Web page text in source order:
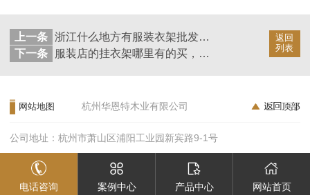
返回
列表
上一条
浙江什么地方有服装衣架批发，你都知道吗【华恩衣架】
下一条
服装店的挂衣架哪里有的买，点这里了解【华恩衣架】
网站地图 杭州华恩特木业有限公司
公司地址：杭州市萧山区浦阳工业园新宾路9-1号
电话咨询 案例中心 产品中心 网站首页